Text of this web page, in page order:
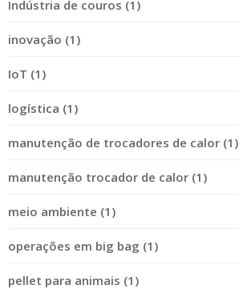
Indústria de couros (1)
inovação (1)
IoT (1)
logística (1)
manutenção de trocadores de calor (1)
manutenção trocador de calor (1)
meio ambiente (1)
operações em big bag (1)
pellet para animais (1)